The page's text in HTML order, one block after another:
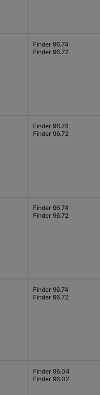
Finder 96.74
Finder 96.72
Finder 96.74
Finder 96.72
Finder 96.74
Finder 96.72
Finder 96.74
Finder 96.72
Finder 96.04
Finder 96.02